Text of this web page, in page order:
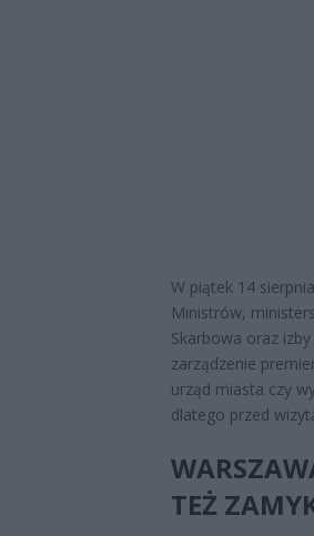
W piątek 14
Ministrów,
Skarbowa oraz
zarządzenie
urząd miasta czy
dlatego przed
TEŻ